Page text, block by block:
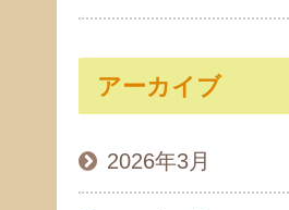
アーカイブ
2026年3月